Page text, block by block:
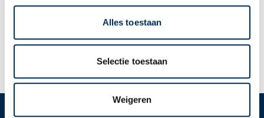
Alles toestaan
Selectie toestaan
Weigeren
zwanger wilt worden.
U mag dit medicijn gebruiken als u borstvoeding geeft.
Lees meer op apotheek.nl